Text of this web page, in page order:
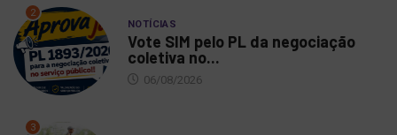
2
NOTÍCIAS
Vote SIM pelo PL da negociação
coletiva no...
06/08/2026
3